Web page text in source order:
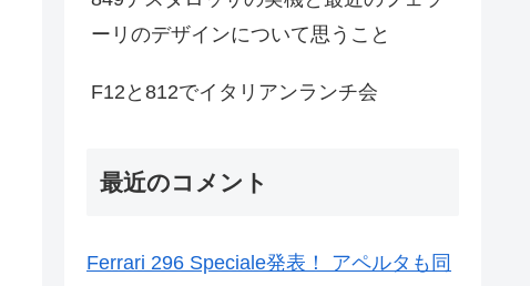
ーリのデザインについて思うこと
F12と812でイタリアンランチ会
最近のコメント
Ferrari 296 Speciale発表！ アペルタも同